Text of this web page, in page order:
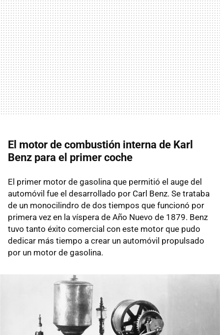
El motor de combustión interna de Karl
Benz para el primer coche
El primer motor de gasolina que permitió el auge del
automóvil fue el desarrollado por Carl Benz. Se trataba
de un monocilindro de dos tiempos que funcionó por
primera vez en la víspera de Año Nuevo de 1879. Benz
tuvo tanto éxito comercial con este motor que pudo
dedicar más tiempo a crear un automóvil propulsado
por un motor de gasolina.